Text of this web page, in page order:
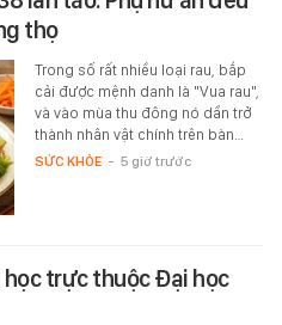
thọ
Trong số rất nhiều loại rau, bắp
cải được mệnh danh là "Vua rau",
và vào mùa thu đông nó dần trở
thành nhân vật chính trên bàn…
SỨC KHỎE - 5 giờ trước
trực thuộc Đại học